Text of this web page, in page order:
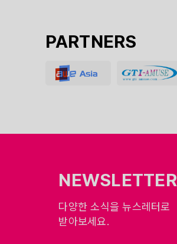
PARTNERS
NEWSLETTER
다양한 소식을 뉴스레터로
받아보세요.